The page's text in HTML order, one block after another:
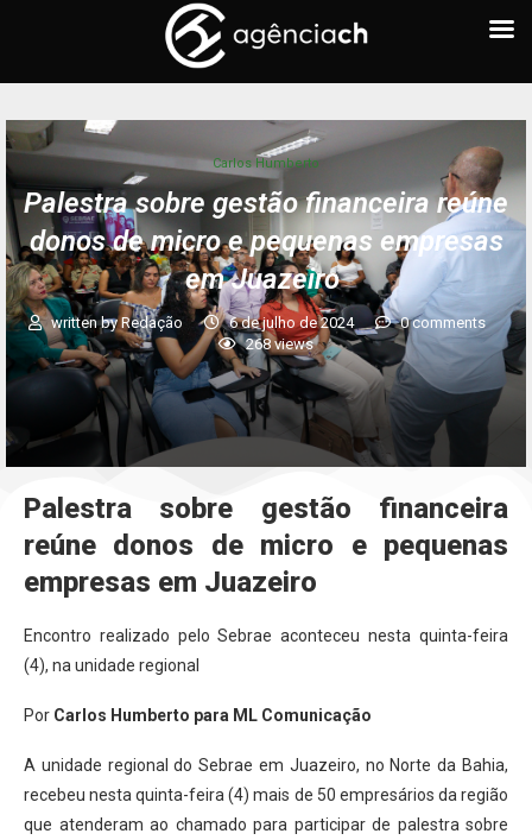
Carlos Humberto
Palestra sobre gestão financeira reúne
donos de micro e pequenas empresas
em Juazeiro
written byRedação 6 de julho de 2024
0 comments
268views
Palestra sobre gestão financeira
reúne donos de micro e pequenas
empresas em Juazeiro
Encontro realizado pelo Sebrae aconteceu nesta quinta-feira
(4), na unidade regional
Por Carlos Humberto para ML Comunicação
A unidade regional do Sebrae em Juazeiro, no Norte da Bahia,
recebeu nesta quinta-feira (4) mais de 50 empresários da região
que atenderam ao chamado para participar de palestra sobre